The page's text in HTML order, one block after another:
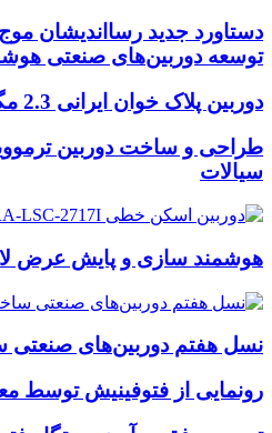
دستاورد جدید رسااندیشان
توسعه دوربین‌های صنعتی
دوربین پلاک خوان ایرانی 2.3 مگاپیکسلی
طراحی و ساخت دوربین
سیالات
هوشمند سازی و پایش عرض
نسل هفتم دوربین‌های صنعتی
رونمایی از فتوفینیش توسط